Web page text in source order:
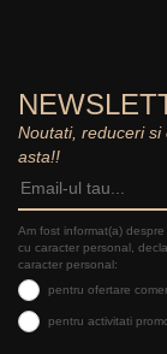
Noutati, reduceri
asta!!
Am fost informat(a)
cu caracter personal,
caracter personal:
pentru ofertare
pentru activitati